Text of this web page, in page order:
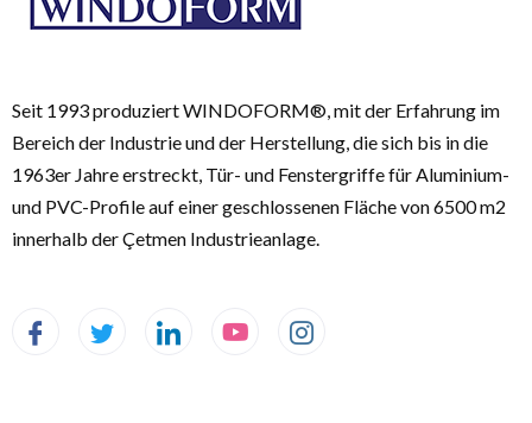
Seit 1993 produziert WINDOFORM®, mit der Erfahrung im
Bereich der Industrie und der Herstellung, die sich bis in die
1963er Jahre erstreckt, Tür- und Fenstergriffe für Aluminium-
und PVC-Profile auf einer geschlossenen Fläche von 6500 m2
innerhalb der Çetmen Industrieanlage.